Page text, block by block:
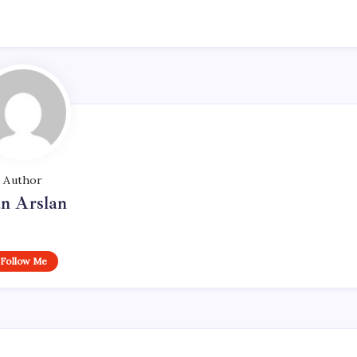
Author
Arslan
Follow Me